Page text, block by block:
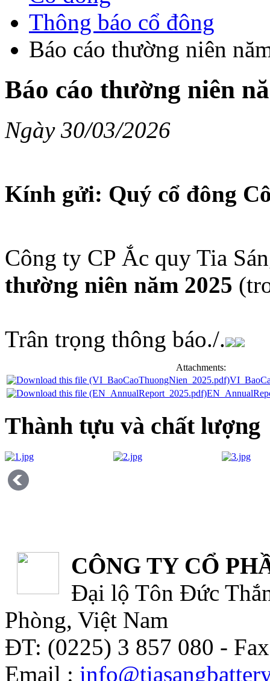
Thông báo cổ đông
Báo cáo thường niên
Báo cáo thường niên
Ngày 30/03/2026
Kính gửi: Quý cổ đông
Công ty CP Ắc quy Tia
thường niên năm 2025
Trân trọng thông báo./.
Attachments:
Thành tựu và chất lượng
CÔNG TY CỔ
Đại lộ Tôn Đức
Phòng, Việt Nam
ĐT: (0225) 3 857 080 -
Email :